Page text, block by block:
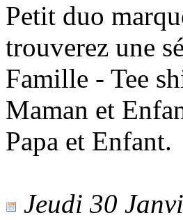
Petit duo
trouverez une
Famille - Tee
Maman et
Papa et Enfant.
Jeudi 30